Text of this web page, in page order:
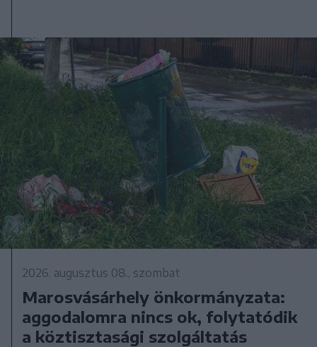
2026. augusztus 08., szombat
Marosvásárhely önkormányzata:
aggodalomra nincs ok, folytatódik
a köztisztasági szolgáltatás